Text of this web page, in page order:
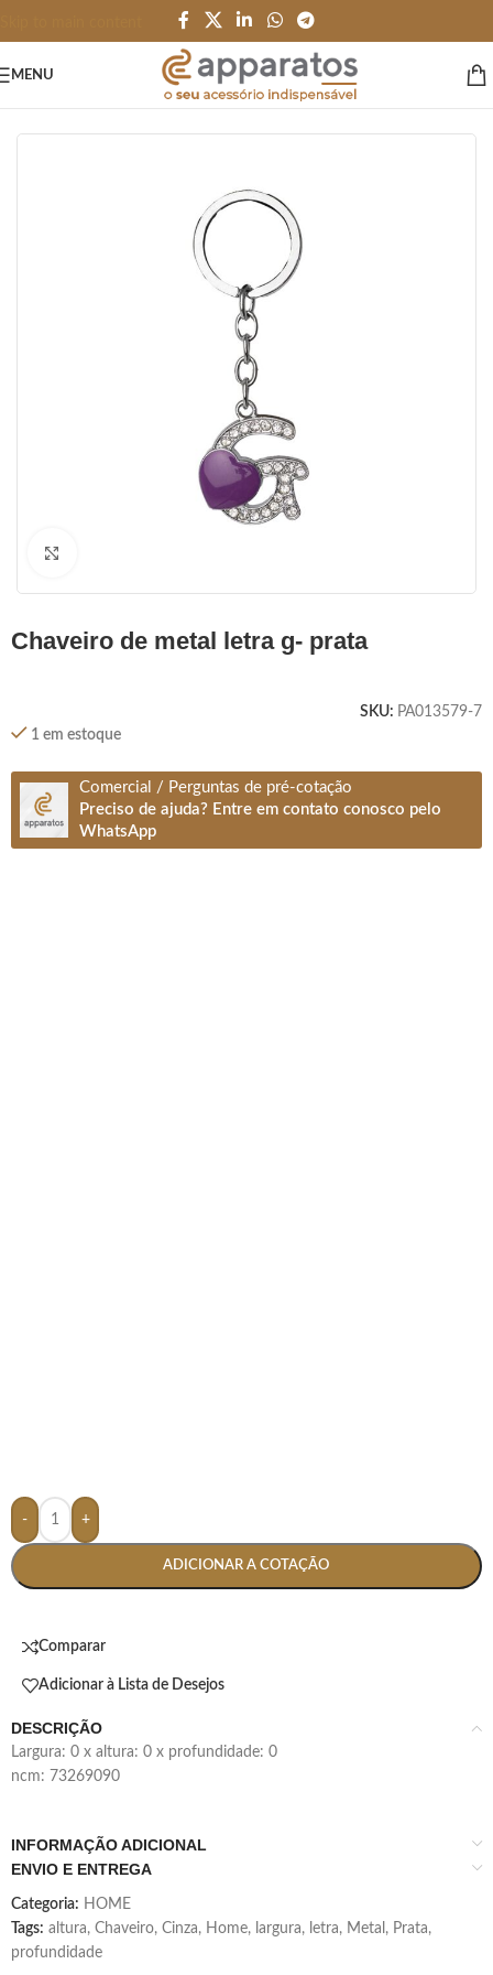
MENU
chaveiro de metal letra g- prata
SKU: PA013579-7
1 em estoque
Comercial / Perguntas de pré-cotação
Preciso de ajuda? Entre em contato conosco pelo
WhatsApp
- +
ADICIONAR A COTAÇÃO
Comparar
Adicionar à Lista de Desejos
DESCRIÇÃO
largura: 0 x altura: 0 x profundidade: 0
ncm: 73269090
INFORMAÇÃO ADICIONAL
ENVIO E ENTREGA
Categoria: HOME
Tags: altura, Chaveiro, Cinza, Home, largura, letra, Metal , Prata,
profundidade